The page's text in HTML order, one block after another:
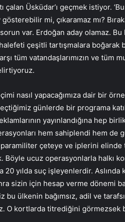
çalan Üsküdar’ı geçmek istiyor.
mi, çıkaramaz mı?
var. Erdoğan aday olamaz.
çeşitli tartışmalara boğarak
tüm vatandaşlarımızın ve tüm
nasıl yapacağımıza dair bir
günlerde bir programa
yayınlandığına hep
hem sahiplendi hem de
paramiliter çeteye ve iplerini
Böyle ucuz operasyonlarla halkı
20 yılda suç işleyenlerdir.
sizin için hesap verme dönemi
bu ülkenin bağımsız, adil ve
O kortlarda titrediğini görmezsek